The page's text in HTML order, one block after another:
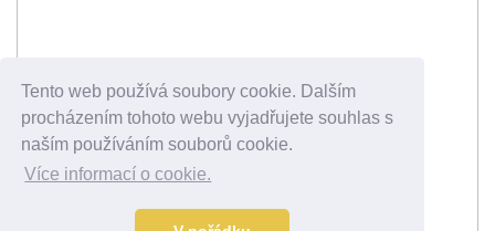
Tento web používá soubory cookie. Dalším
procházením tohoto webu vyjadřujete souhlas s
naším používáním souborů cookie.
Více informací o cookie.